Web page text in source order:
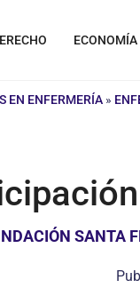
ECONOMÍA
EN ENFERMERÍA »
SANTA